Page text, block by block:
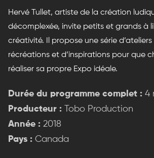
Hervé Tullet, artiste de la création
décomplexée, invite petits et grands à
créativité. Il propose une série
récréations et d’inspirations pour que
réaliser sa propre Expo idéale.
Durée du programme complet : 4
Producteur : Tobo Production
Année : 2018
Pays : Canada